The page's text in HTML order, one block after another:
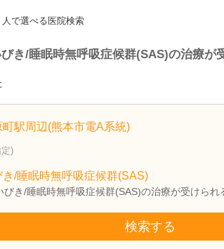
人で選べる医院検索
き/睡眠時無呼吸症候群(SAS)の治療が
町駅周辺(熊本市電A系統)
)
き/睡眠時無呼吸症候群(SAS)
びき/睡眠時無呼吸症候群(SAS)の治療が受けられ
検索する